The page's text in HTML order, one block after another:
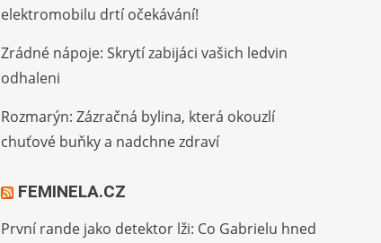
elektromobilu drtí očekávání!
Zrádné nápoje: Skrytí zabijáci vašich ledvin
odhaleni
Rozmarýn: Zázračná bylina, která okouzlí
chuťové buňky a nadchne zdraví
FEMINELA.CZ
První rande jako detektor lži: Co Gabrielu hned